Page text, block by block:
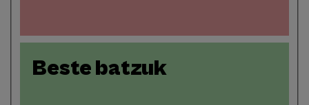
Beste batzuk